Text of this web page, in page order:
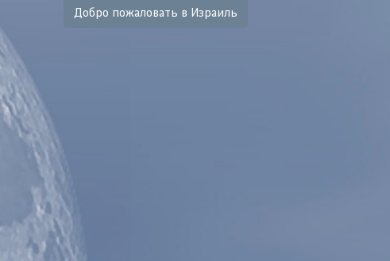
Добро пожаловать в Израиль